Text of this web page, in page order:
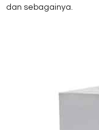
dan sebagainya.